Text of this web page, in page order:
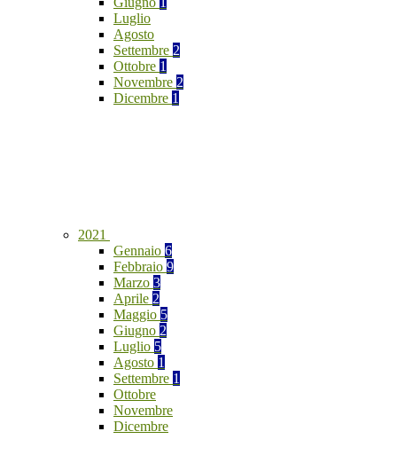
Luglio
Agosto
Settembre 2
Ottobre 1
Novembre 2
Dicembre 1
2021
Gennaio 6
Febbraio 9
Marzo 3
Aprile 2
Maggio 5
Giugno 2
Luglio 5
Agosto 1
Settembre 1
Ottobre
Novembre
Dicembre